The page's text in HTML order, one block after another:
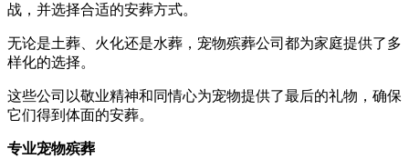
战，并选择合适的安葬方式。
无论是土葬、火化还是水葬，宠物殡葬公司都为家庭提供了多
样化的选择。
这些公司以敬业精神和同情心为宠物提供了最后的礼物，确保
它们得到体面的安葬。
专业宠物殡葬